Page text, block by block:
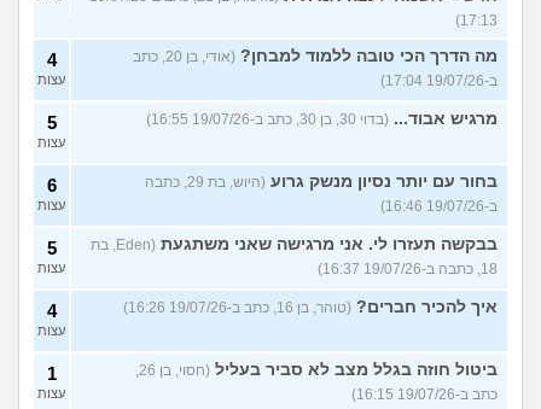
17:13)
מה הדרך הכי טובה ללמוד למבחן?
(אודי, בן 20, כתב
ב-19/07/26 17:04)
4
עצות
מרגיש אבוד... (בדוי 30, בן 30, כתב ב-19/07/26 16:55) 5
עצות
בחור עם יותר נסיון מנשק גרוע
(היוש, בת 29, כתבה
ב-19/07/26 16:46)
6
עצות
בבקשה תעזרו לי. אני מרגישה שאני משתגעת
(Eden, בת
18, כתבה ב-19/07/26 16:37)
5
עצות
איך להכיר חברים? (טוהר, בן 16, כתב ב-19/07/26 16:26) 4
עצות
ביטול חוזה בגלל מצב לא סביר בעליל
(חסוי, בן 26,
כתב ב-19/07/26 16:15)
1
עצות